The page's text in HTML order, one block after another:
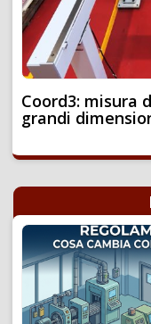
Coord3: misura
grandi